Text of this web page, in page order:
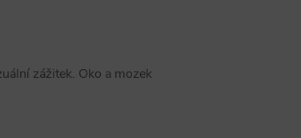
zážitek. Oko a mozek